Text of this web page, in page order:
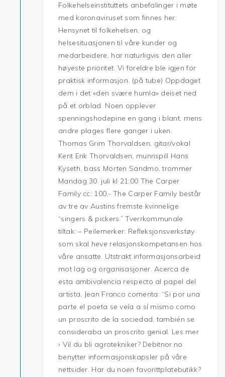
Folkehelseinstituttets anbefalinger i møte
med koronaviruset som finnes her:
Hensynet til folkehelsen, og
helsesituasjonen til våre kunder og
medarbeidere, har naturligvis den aller
høyeste prioritet. Vi foreldre ble igjen for
praktisk informasjon. (på tube) Oppdaget
dem i det «den svære humla» deiset ned
på et orblad. Noen opplever
spenningshodepine en gang i blant, mens
andre plages flere ganger i uken.
Thomas Grim Thorvaldsen, gitar/vokal
Kent Erik Thorvaldsen, munnspill Hans
Kyseth, bass Morten Sandmo, trommer
Mandag 30. juli kl 21:00 The Carper
Family cc: 100,- The Carper Family består
av tre av Austins fremste kvinnelige
“singers & pickers.” Tverrkommunale
tiltak: – Peilemerker: Refleksjonsverkstøy
som skal heve relasjonskompetansen hos
våre ansatte. Utstrakt informasjonsarbeid
mot lag og organisasjoner. Acerca de
esta ambivalencia respecto al papel del
artista, Jean Franco comenta: “Si por una
parte el poeta se veía a sí mismo como
un proscrito de la sociedad, también se
consideraba un proscrito genial. Les mer
› Vil du bli agrotekniker? Debitnor.no
benytter informasjonskapsler på våre
nettsider. Har du noen favorittplatebutikk?